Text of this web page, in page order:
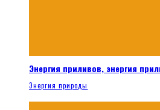
Энергия приливов, энергия
Энергия природы